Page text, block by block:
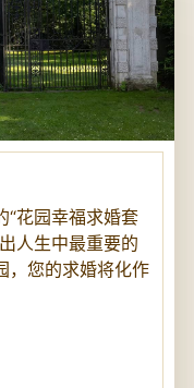
“花园幸福求婚套
人生中最重要的
，您的求婚将化作